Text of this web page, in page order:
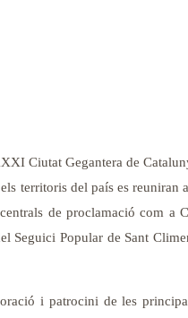
Ciutat Gegantera de
territoris del país es reuniran
de proclamació com a
Seguici Popular de Sant
i patrocini de les